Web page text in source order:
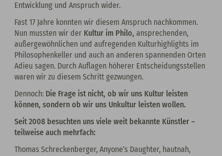
Entwicklung und Anspruch wider.
Fast 17 Jahre konnten wir diesem Anspruch nachkommen.
Nun mussten wir der Kultur im Philo, ansprechenden,
außergewöhnlichen und aufregenden Kulturhighlights im
Philosophenkeller und auch an anderen spannenden Orten
Adieu sagen. Durch Auflagen höherer Entscheidungsstellen
waren wir zu diesem Schritt gezwungen.
Dennoch: Die Frage ist nicht, ob wir uns Kultur leisten
können, sondern ob wir uns Unkultur leisten wollen.
Seit 2008 besuchten uns viele weit bekannte Künstler –
teilweise auch mehrfach:
Thomas Schreckenberger, Anyone’s Daughter, hautnah,